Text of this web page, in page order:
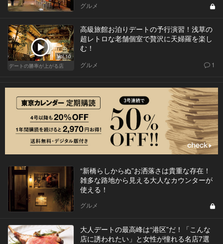
グルメ
Vol.10
デートの勝率が上がる店
高級旅館お泊りデートの予行演習！浅草の
超レトロな老舗個室で贅沢に天婦羅を楽し
む！
グルメ 1
“新橋らしからぬ”お洒落さは貴重な存在！
雑多な路地から見える大人なカウンターが
使える！
グルメ
大人デートの最高峰は“港区”だ！「こんな
店に誘われたい」と女性が憧れる名店7選